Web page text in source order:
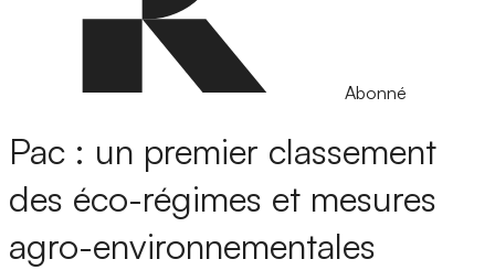
Abonné
Pac : un premier classement
des éco-régimes et mesures
agro-environnementales